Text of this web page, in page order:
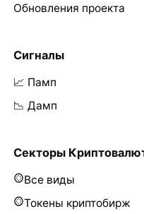
Обновления проекта
Сигналы
📈 Памп
📉 Дамп
Секторы
Все виды
Токены криптобирж